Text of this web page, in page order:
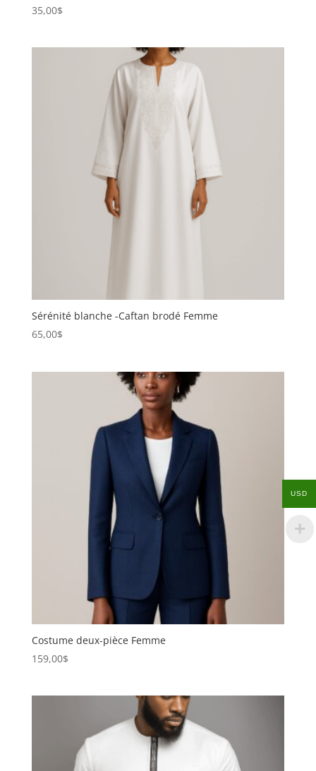
35,00$
Sérénité blanche -Caftan brodé Femme
65,00$
Costume deux-pièce Femme
159,00$
USD